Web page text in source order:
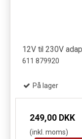
12V til 230V
611 879920
På lager
249,00 DKK
(inkl. moms)